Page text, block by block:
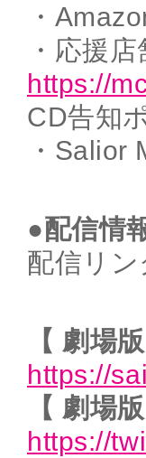
・
・応援
https://
CD告知
・Salior
●配信情
配信リン
【 劇場
https://
【 劇場
https://